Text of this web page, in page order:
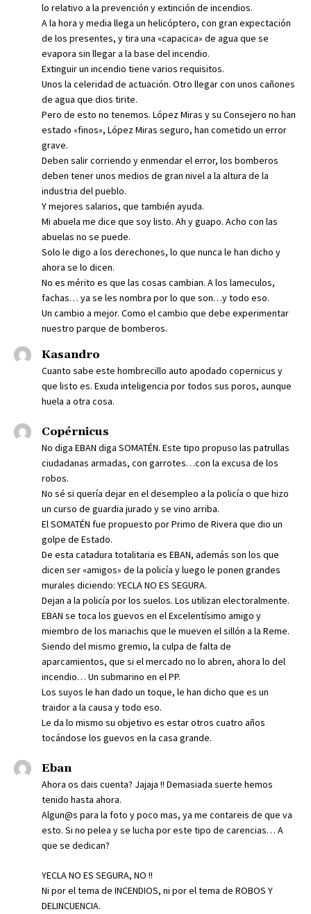
lo relativo a la prevención y extinción de incendios.
A la hora y media llega un helicóptero, con gran expectación
de los presentes, y tira una «capacica» de agua que se
evapora sin llegar a la base del incendio.
Extinguir un incendio tiene varios requisitos.
Unos la celeridad de actuación. Otro llegar con unos cañones
de agua que dios tirite.
Pero de esto no tenemos. López Miras y su Consejero no han
estado «finos», López Miras seguro, han cometido un error
grave.
Deben salir corriendo y enmendar el error, los bomberos
deben tener unos medios de gran nivel a la altura de la
industria del pueblo.
Y mejores salarios, que también ayuda.
Mi abuela me dice que soy listo. Ah y guapo. Acho con las
abuelas no se puede.
Solo le digo a los derechones, lo que nunca le han dicho y
ahora se lo dicen.
No es mérito es que las cosas cambian. A los lameculos,
fachas… ya se les nombra por lo que son…y todo eso.
Un cambio a mejor. Como el cambio que debe experimentar
nuestro parque de bomberos.
Kasandro
Cuanto sabe este hombrecillo auto apodado copernicus y
que listo es. Exuda inteligencia por todos sus poros, aunque
huela a otra cosa.
Copérnicus
No diga EBAN diga SOMATÉN. Este tipo propuso las patrullas
ciudadanas armadas, con garrotes…con la excusa de los
robos.
No sé si quería dejar en el desempleo a la policía o que hizo
un curso de guardia jurado y se vino arriba.
El SOMATÉN fue propuesto por Primo de Rivera que dio un
golpe de Estado.
De esta catadura totalitaria es EBAN, además son los que
dicen ser «amigos» de la policía y luego le ponen grandes
murales diciendo: YECLA NO ES SEGURA.
Dejan a la policía por los suelos. Los utilizan electoralmente.
EBAN se toca los guevos en el Excelentísimo amigo y
miembro de los mariachis que le mueven el sillón a la Reme.
Siendo del mismo gremio, la culpa de falta de
aparcamientos, que si el mercado no lo abren, ahora lo del
incendio… Un submarino en el PP.
Los suyos le han dado un toque, le han dicho que es un
traidor a la causa y todo eso.
Le da lo mismo su objetivo es estar otros cuatro años
tocándose los guevos en la casa grande.
Eban
Ahora os dais cuenta? Jajaja !! Demasiada suerte hemos
tenido hasta ahora.
Algun@s para la foto y poco mas, ya me contareis de que va
esto. Si no pelea y se lucha por este tipo de carencias… A
que se dedican?
YECLA NO ES SEGURA, NO !!
Ni por el tema de INCENDIOS, ni por el tema de ROBOS Y
DELINCUENCIA.